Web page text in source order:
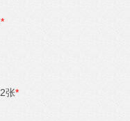
*
2张*